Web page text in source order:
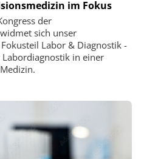
im Fokus
der
sich unser
Labor & Diagnostik -
Labordiagnostik in einer